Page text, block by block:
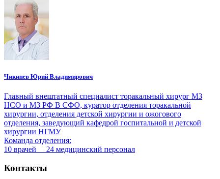
Чикинев Юрий Владимирович
Главный внештатный специалист торакальный хирург МЗ
НСО и МЗ РФ В СФО, куратор отделения торакальной
хирургии, отделения детской хирургии и ожогового
отделения, заведующий кафедрой госпитальной и детской
хирургии НГМУ
Команда отделения:
10 врачей 24 медицинский персонал
Контакты